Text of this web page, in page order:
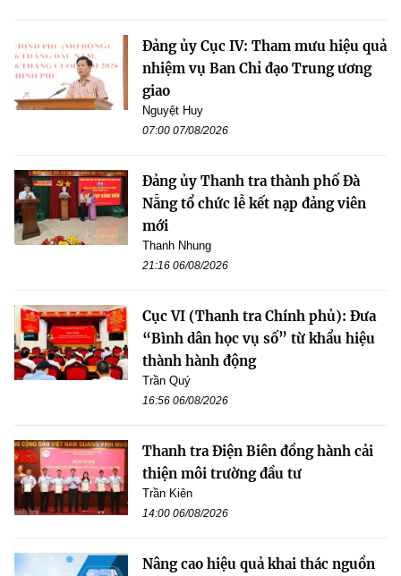
Đảng ủy Cục IV: Tham mưu hiệu quả
nhiệm vụ Ban Chỉ đạo Trung ương
giao
Nguyệt Huy
07:00 07/08/2026
Đảng ủy Thanh tra thành phố Đà
Nẵng tổ chức lễ kết nạp đảng viên
mới
Thanh Nhung
21:16 06/08/2026
Cục VI (Thanh tra Chính phủ): Đưa
“Bình dân học vụ số” từ khẩu hiệu
thành hành động
Trần Quý
16:56 06/08/2026
Thanh tra Điện Biên đồng hành cải
thiện môi trường đầu tư
Trần Kiên
14:00 06/08/2026
Nâng cao hiệu quả khai thác nguồn